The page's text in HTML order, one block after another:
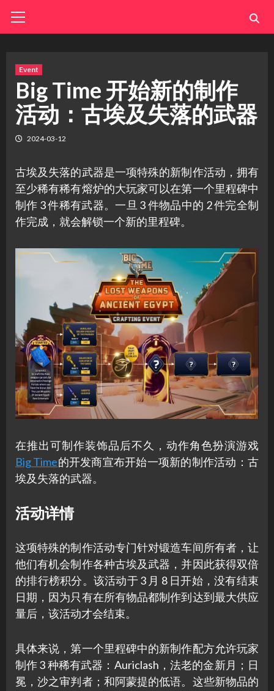
Menu
Event
Big Time 开始新的制作
活动：古埃及失落的武器
2024-03-12
古埃及失落的武器是一项特殊的新制作活动，拥有
至少稀有稀有熔炉的大玩家可以在第一个里程碑中
制作 3 件稀有武器。一旦 3 件物品中的 2 件完全制
作完成，就会解锁一个新的里程碑。
在推出可制作装饰品后不久，动作角色扮演游戏
Big Time的开发商宣布开始一项新的制作活动：古
埃及失落的武器。
活动详情
这项特殊的制作活动专门针对锻造车间所有者，让
他们有机会制作各种古埃及武器，并因此获得双倍
的排行榜积分。该活动于 3 月 8 日开始，没有结束
日期，因为只有在所有物品都制作到达到最大供应
量后，该活动才会结束。
具体来说，第一个里程碑中的新制作配方允许玩家
制作 3 种稀有武器：Auriclash，法老的金新月；日
冕，沙之审判者；和阿蒙提的低语。这些新物品的